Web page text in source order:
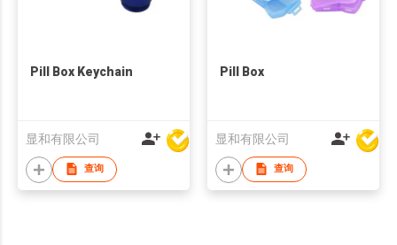
Pill Box Keychain
显和有限公司
查询
Pill Box
显和有限公司
查询